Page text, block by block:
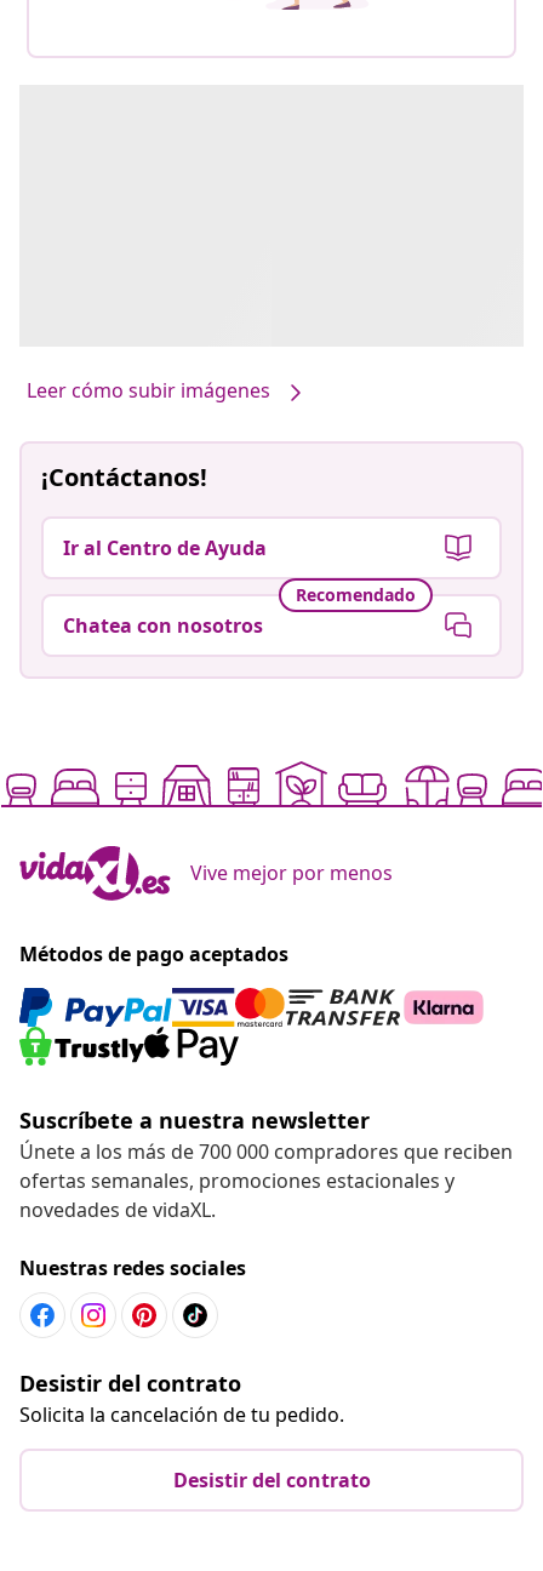
Leer cómo subir imágenes
¡Contáctanos!
Ir al Centro de Ayuda
Recomendado
Chatea con nosotros
Vive mejor por menos
Métodos de pago aceptados
Suscríbete a nuestra newsletter
Únete a los más de 700 000 compradores que reciben
ofertas semanales, promociones estacionales y
novedades de vidaXL.
Nuestras redes sociales
Desistir del contrato
Solicita la cancelación de tu pedido.
Desistir del contrato